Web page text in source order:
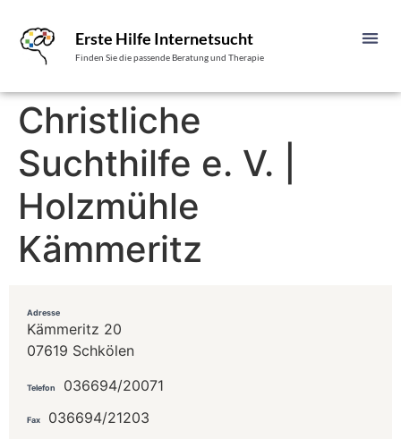
Erste Hilfe Internetsucht
Finden Sie die passende Beratung und Therapie
Christliche
Suchthilfe e. V. |
Holzmühle
Kämmeritz
Adresse
Kämmeritz 20
07619 Schkölen
Telefon 036694/20071
Fax 036694/21203